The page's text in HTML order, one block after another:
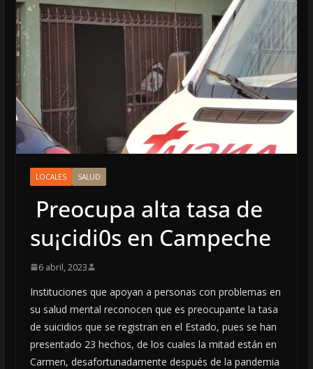
LOCALES SALUD
Preocupa alta tasa de
su¡cidi0s en Campeche
6 abril, 2023
Instituciones que apoyan a personas con problemas en
su salud mental reconocen que es preocupante la tasa
de suicidios que se registran en el Estado, pues se han
presentado 23 hechos, de los cuales la mitad están en
Carmen, desafortunadamente después de la pandemia